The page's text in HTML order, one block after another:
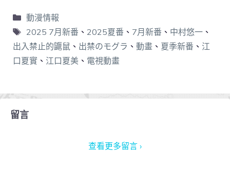
動漫情報
2025 7月新番 、 2025夏番 、 7月新番 、 中村悠一、
出入禁止的鼴鼠 、 出禁のモグラ 、 動畫 、 夏季新番 、 江
口夏實 、 江口夏美 、 電視動畫
留言
查看更多留言 ›